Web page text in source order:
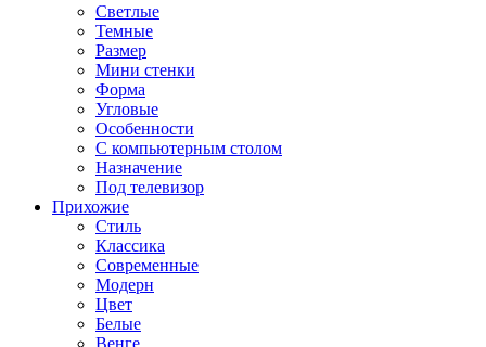
Светлые
Темные
Размер
Мини стенки
Форма
Угловые
Особенности
С компьютерным столом
Назначение
Под телевизор
Прихожие
Стиль
Классика
Современные
Модерн
Цвет
Белые
Венге